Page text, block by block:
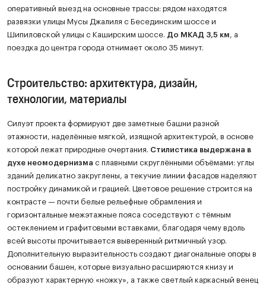
оперативный выезд на основные трассы: рядом находятся
развязки улицы Мусы Джалиля с Бесединским шоссе и
Шипиловской улицы с Каширским шоссе.
До МКАД 3,5 км , а
поездка до центра города отнимает около 35 минут.
Строительство: архитектура, дизайн,
технологии, материалы
Силуэт проекта формируют две заметные башни разной
этажности, наделённые мягкой, изящной архитектурой, в основе
которой лежат природные очертания. Стилистика выдержана в
духе неомодернизма с плавными скруглёнными объёмами: углы
зданий деликатно закруглены, а текучие линии фасадов наделяют
постройку динамикой и грацией. Цветовое решение строится на
контрасте — почти белые рельефные обрамления и
горизонтальные межэтажные пояса соседствуют с тёмным
остеклением и графитовыми вставками, благодаря чему вдоль
всей высоты прочитывается выверенный ритмичный узор.
Дополнительную выразительность создают диагональные опоры в
основании башен, которые визуально расширяются книзу и
образуют характерную «ножку», а также светлый каркасный венец